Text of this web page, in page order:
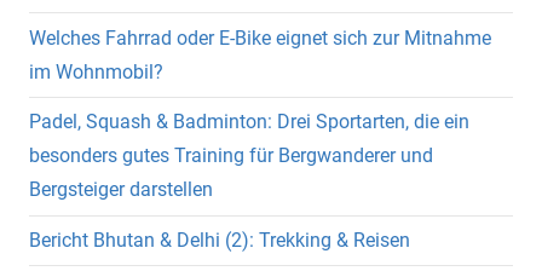
Welches Fahrrad oder E-Bike eignet sich zur Mitnahme
im Wohnmobil?
Padel, Squash & Badminton: Drei Sportarten, die ein
besonders gutes Training für Bergwanderer und
Bergsteiger darstellen
Bericht Bhutan & Delhi (2): Trekking & Reisen